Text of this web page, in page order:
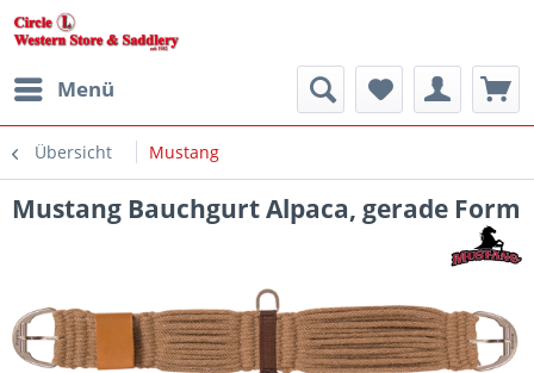
Menü
Übersicht Mustang
Mustang Bauchgurt Alpaca, gerade Form